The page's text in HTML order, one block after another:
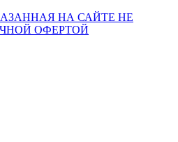
НА САЙТЕ НЕ
ОФЕРТОЙ